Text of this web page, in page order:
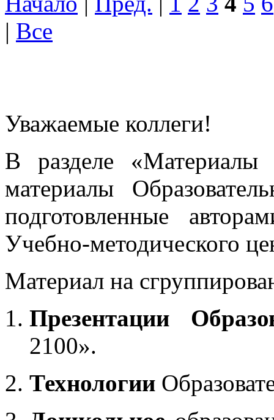
| Все
Уважаемые коллеги!
В разделе «Материалы
материалы
подготовленные
Учебно-методического
Материал на
Презентации
2100».
Технологии